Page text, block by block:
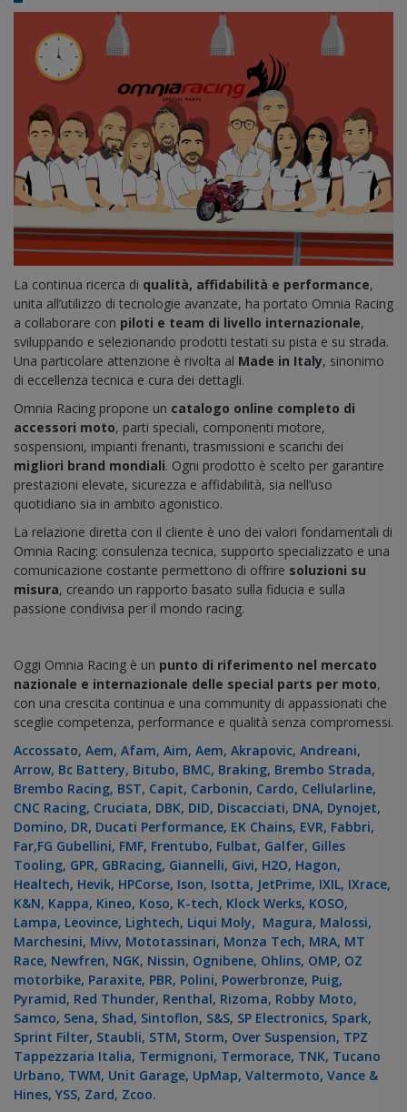
La continua ricerca di qualità, affidabilità e performance,
unita all’utilizzo di tecnologie avanzate, ha portato Omnia Racing
a collaborare con piloti e team di livello internazionale,
sviluppando e selezionando prodotti testati su pista e su strada.
Una particolare attenzione è rivolta al Made in Italy, sinonimo
di eccellenza tecnica e cura dei dettagli.
Omnia Racing propone un catalogo online completo di
accessori moto, parti speciali, componenti motore,
sospensioni, impianti frenanti, trasmissioni e scarichi dei
migliori brand mondiali. Ogni prodotto è scelto per garantire
prestazioni elevate, sicurezza e affidabilità, sia nell’uso
quotidiano sia in ambito agonistico.
La relazione diretta con il cliente è uno dei valori fondamentali di
Omnia Racing: consulenza tecnica, supporto specializzato e una
comunicazione costante permettono di offrire soluzioni su
misura, creando un rapporto basato sulla fiducia e sulla
passione condivisa per il mondo racing.
Oggi Omnia Racing è un punto di riferimento nel mercato
nazionale e internazionale delle special parts per moto,
con una crescita continua e una community di appassionati che
sceglie competenza, performance e qualità senza compromessi.
Accossato, Aem, Afam, Aim, Aem, Akrapovic, Andreani,
Arrow, Bc Battery, Bitubo, BMC, Braking, Brembo Strada,
Brembo Racing, BST, Capit, Carbonin, Cardo, Cellularline,
CNC Racing, Cruciata, DBK, DID, Discacciati, DNA, Dynojet,
Domino, DR, Ducati Performance, EK Chains, EVR, Fabbri,
Far,FG Gubellini, FMF, Frentubo, Fulbat, Galfer, Gilles
Tooling, GPR, GBRacing, Giannelli, Givi, H2O, Hagon,
Healtech, Hevik, HPCorse, Ison, Isotta, JetPrime, IXIL, IXrace,
K&N, Kappa, Kineo, Koso, K-tech, Klock Werks, KOSO,
Lampa, Leovince, Lightech, Liqui Moly, Magura, Malossi,
Marchesini, Mivv, Mototassinari, Monza Tech, MRA, MT
Race, Newfren, NGK, Nissin, Ognibene, Ohlins, OMP, OZ
motorbike, Paraxite, PBR, Polini, Powerbronze, Puig,
Pyramid, Red Thunder, Renthal, Rizoma, Robby Moto,
Samco, Sena, Shad, Sintoflon, S&S, SP Electronics, Spark,
Sprint Filter, Staubli, STM, Storm, Over Suspension, TPZ
Tappezzaria Italia, Termignoni, Termorace, TNK, Tucano
Urbano, TWM, Unit Garage, UpMap, Valtermoto, Vance &
Hines, YSS, Zard, Zcoo.